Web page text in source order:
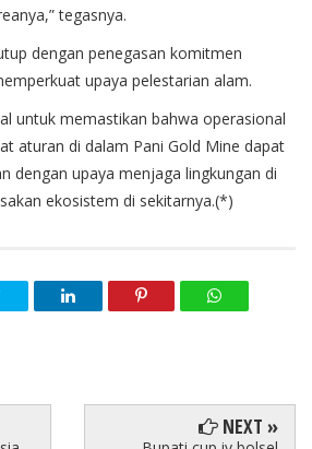
tegasnya.
dengan penegasan komitmen
upaya pelestarian alam.
untuk memastikan bahwa operasional
aturan di dalam Pani Gold Mine dapat
dengan upaya menjaga lingkungan di
ekosistem di sekitarnya.(*)
NEXT »